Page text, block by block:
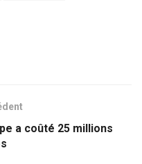
a coûté 25 millions